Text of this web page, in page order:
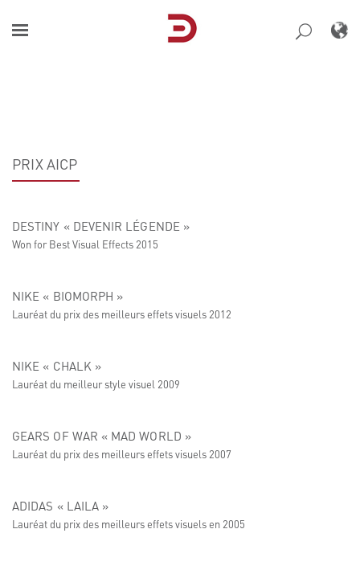
content
PRIX AICP
DESTINY « DEVENIR LÉGENDE »
Won for Best Visual Effects 2015
NIKE « BIOMORPH »
Lauréat du prix des meilleurs effets visuels 2012
NIKE « CHALK »
Lauréat du meilleur style visuel 2009
GEARS OF WAR « MAD WORLD »
Lauréat du prix des meilleurs effets visuels 2007
ADIDAS « LAILA »
Lauréat du prix des meilleurs effets visuels en 2005